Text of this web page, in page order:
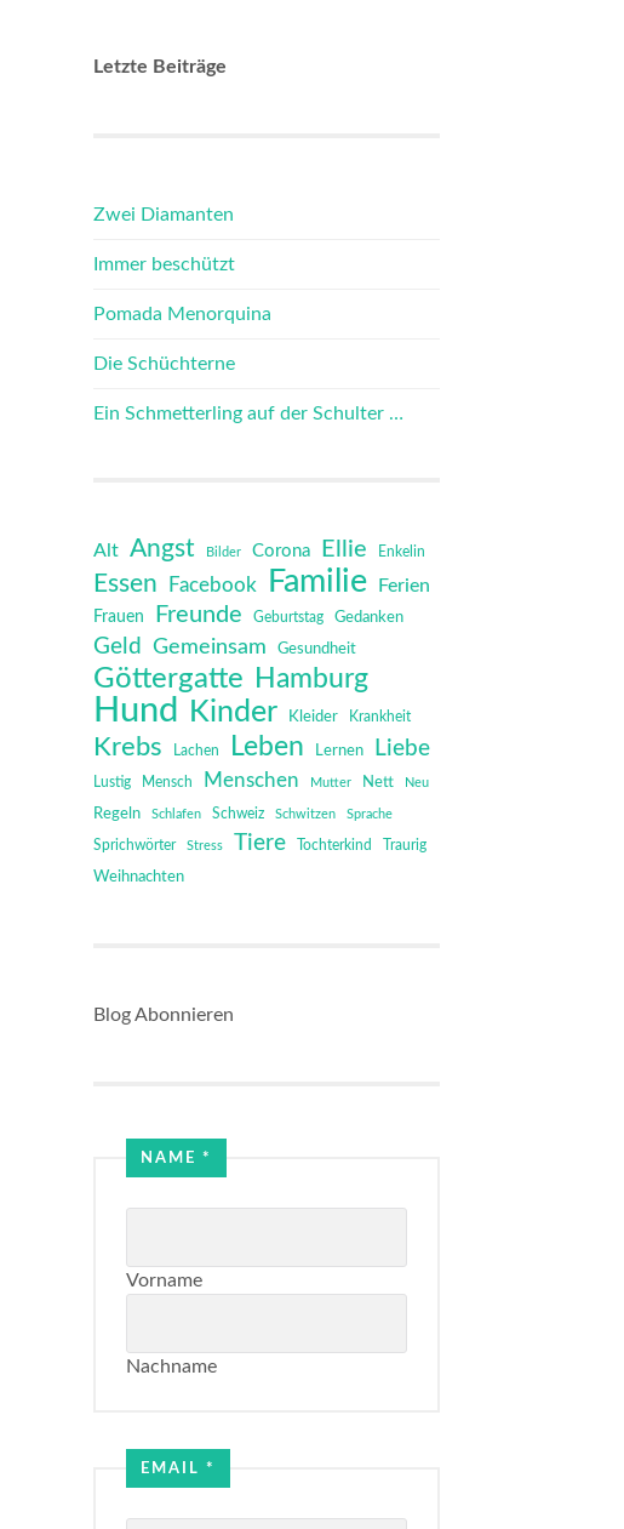
Letzte Beiträge
Zwei Diamanten
Immer beschützt
Pomada Menorquina
Die Schüchterne
Ein Schmetterling auf der Schulter …
Alt Angst Bilder Corona Ellie Enkelin
Essen Facebook Familie Ferien
Frauen Freunde Geburtstag Gedanken
Geld Gemeinsam Gesundheit
Göttergatte Hamburg
Hund Kinder Kleider Krankheit
Krebs Lachen Leben Lernen Liebe
Lustig Mensch Menschen Mutter Nett Neu
Regeln Schlafen Schweiz Schwitzen Sprache
Sprichwörter Stress Tiere Tochterkind Traurig
Weihnachten
Blog Abonnieren
NAME *
Vorname
Nachname
Name
EMAIL *